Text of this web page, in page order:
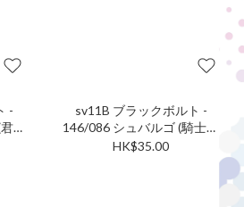
-
主
sv11B ブラックボルト -
146/086 シュバルゴ (騎士蝸
牛) AR
HK$35.00